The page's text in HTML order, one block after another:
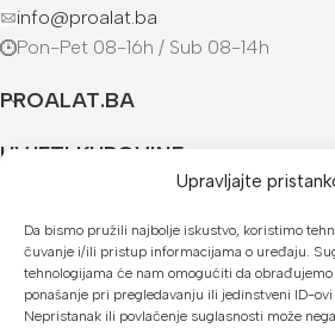
Upravljajte
Da bismo pružili najbolje iskustvo, koristimo
čuvanje i/ili pristup informacijama o uređaju.
tehnologijama će nam omogućiti da obrađujemo
ponašanje pri pregledavanju ili jedinstveni ID-
Nepristanak ili povlačenje suglasnosti može
info@proalat.ba
Pon-Pet 08-16h / Sub 08-14h
PROALAT.BA
UVJETI KUPOVINE
U našoj web trgovini možete platiti:
Kreditnim karticama jednokratno ili